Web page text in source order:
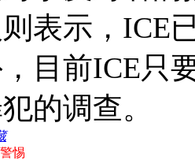
表示，ICE
目前ICE只
的调查。
惕